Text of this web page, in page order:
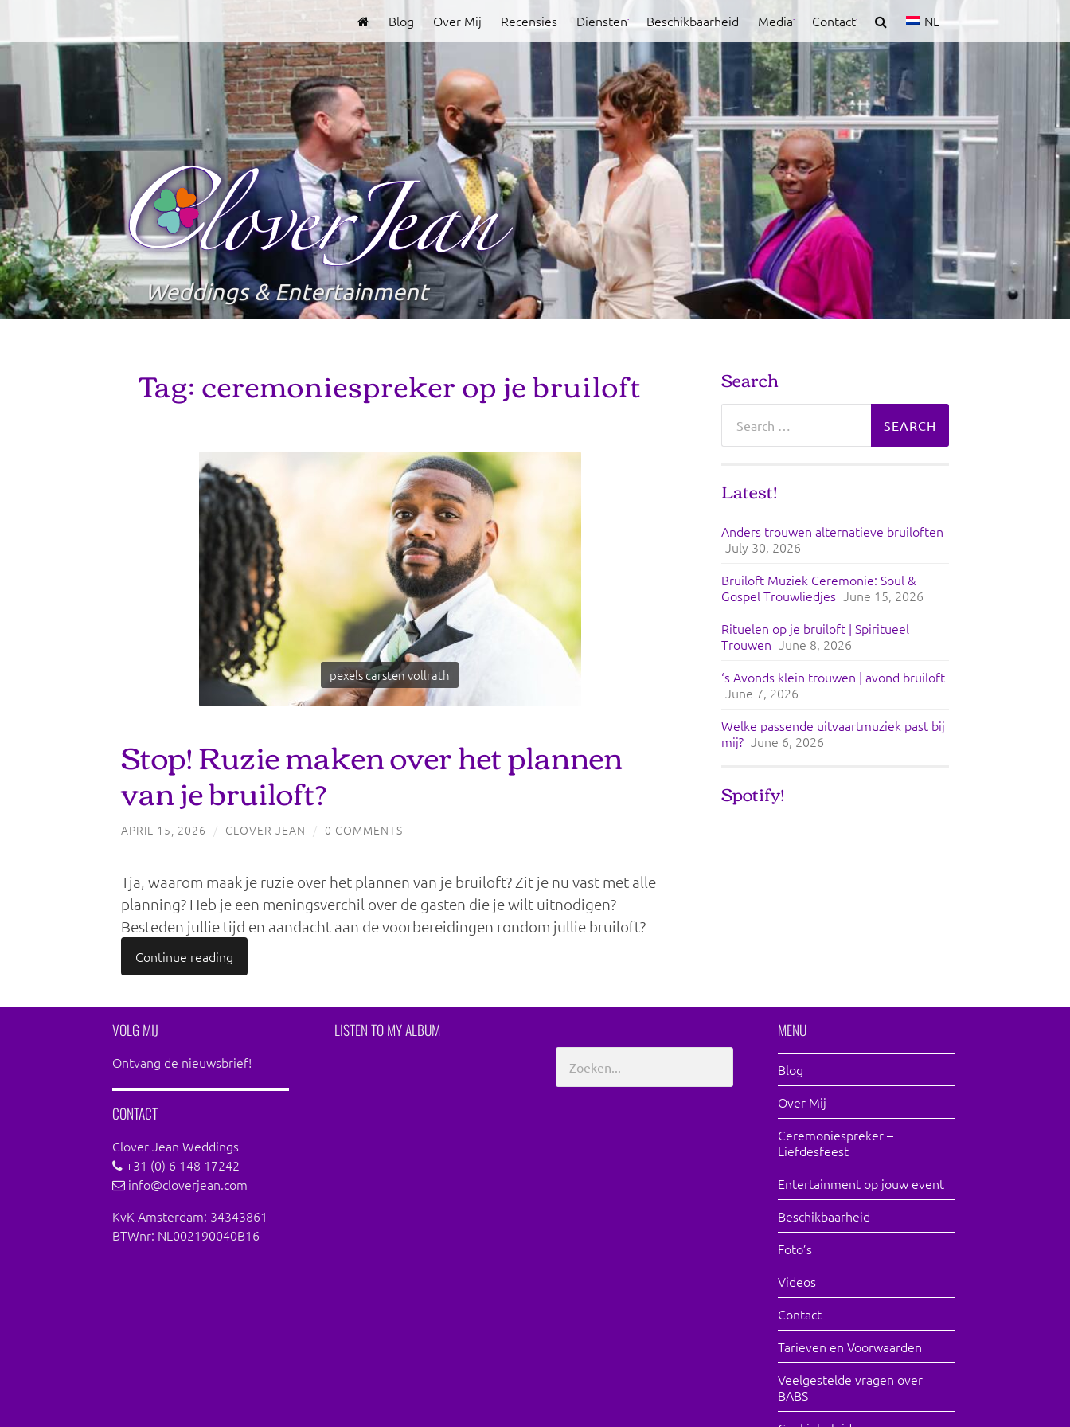
Blog Over Mij Recensies Diensten Beschikbaarheid Media Contact NL
Clover
Jean
Weddings & Entertainment
Tag:ceremoniespreker op je bruiloft
pexels carsten vollrath
Stop! Ruzie maken over het plannen
van je bruiloft?
APRIL 15, 2026 / CLOVER JEAN / 0 COMMENTS
Tja, waarom maak je ruzie over het plannen van je bruiloft? Zit je nu vast met alle
planning? Heb je een meningsverchil over de gasten die je wilt uitnodigen?
Besteden jullie tijd en aandacht aan de voorbereidingen rondom jullie bruiloft?
Continue reading
Search
for:
Latest!
Anders trouwen alternatieve bruiloften
July 30, 2026
Bruiloft Muziek Ceremonie: Soul &
Gospel Trouwliedjes June 15, 2026
Rituelen op je bruiloft | Spiritueel
Trouwen June 8, 2026
‘s Avonds klein trouwen | avond bruiloft
June 7, 2026
Welke passende uitvaartmuziek past bij
mij? June 6, 2026
Spotify!
VOLG MIJ
Ontvang de nieuwsbrief!
CONTACT
Clover Jean Weddings
+31 (0) 6 148 17242
info@cloverjean.com
KvK Amsterdam: 34343861
BTWnr: NL002190040B16
LISTEN TO MY ALBUM MENU
Blog
Over Mij
Ceremoniespreker –
Liefdesfeest
Entertainment op jouw event
Beschikbaarheid
Foto’s
Videos
Contact
Tarieven en Voorwaarden
Veelgestelde vragen over
BABS